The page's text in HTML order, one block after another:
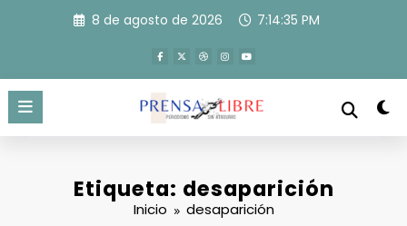
8 de agosto de 2026 7:14:36 PM
Etiqueta: desaparición
Inicio desaparición